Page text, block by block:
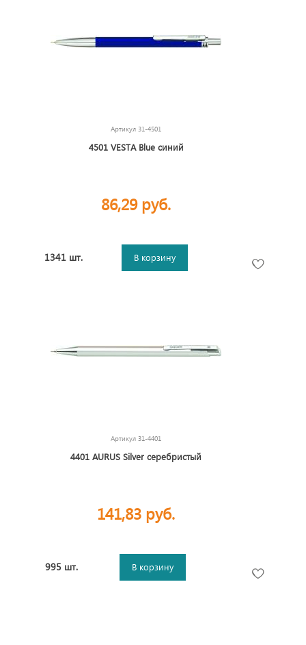
Артикул 31-4501
4501 VESTA Blue синий
86,29 руб.
1341 шт. В корзину
Артикул 31-4401
4401 AURUS Silver серебристый
141,83 руб.
995 шт. В корзину